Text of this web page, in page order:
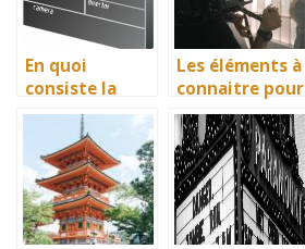
En quoi
consiste la
cérémonie des
César?
Les éléments à
connaitre pour
devenir
comédien